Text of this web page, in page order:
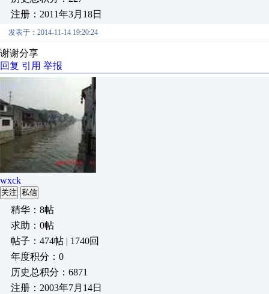
注册：2011年3月18日
发表于：2014-11-14 19:20:24
谢谢分享
回复 引用 举报
wxck
关注 私信
精华：8帖
求助：0帖
帖子：474帖 | 1740回
年度积分：0
历史总积分：6871
注册：2003年7月14日